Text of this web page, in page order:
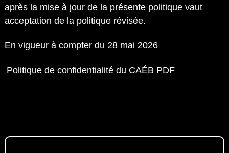
après la mise à jour de la présente politique vaut
acceptation de la politique révisée.
En vigueur à compter du 28 mai 2026
Politique de confidentialité du CAÉB PDF